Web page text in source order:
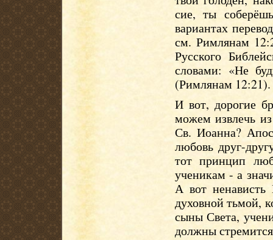
сие, ты
вариантах
см. Римлянам
Русского
словами: «Не
(Римлянам 12:21).
И вот, дорогие
можем извлечь
Св. Иоанна?
любовь друг-
тот принцип
ученикам - а
А вот
духовной тьмой,
сыны Света,
должны